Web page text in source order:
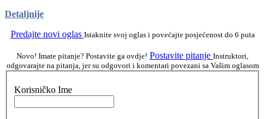
Detaljnije
Predajte novi oglas Istaknite svoj oglas i povećajte posjećenost do 6 puta
Novo! Imate pitanje? Postavite ga ovdje! Postavite pitanje Instruktori,
odgovarajte na pitanja, jer su odgovori i komentari povezani sa Vašim oglasom
Korisničko Ime